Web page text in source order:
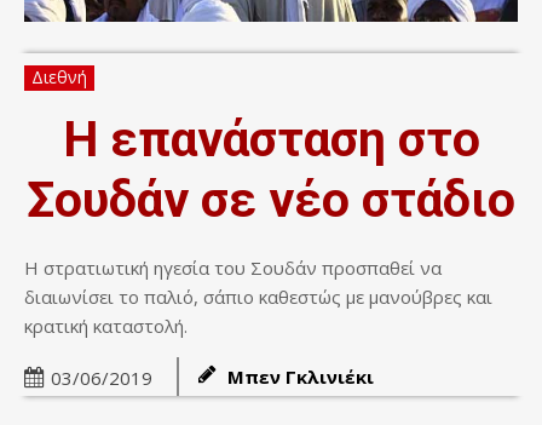
Διεθνή
Η επανάσταση στο
Σουδάν σε νέο στάδιο
Η στρατιωτική ηγεσία του Σουδάν προσπαθεί να
διαιωνίσει το παλιό, σάπιο καθεστώς με μανούβρες και
κρατική καταστολή.
03/06/2019 Μπεν Γκλινιέκι